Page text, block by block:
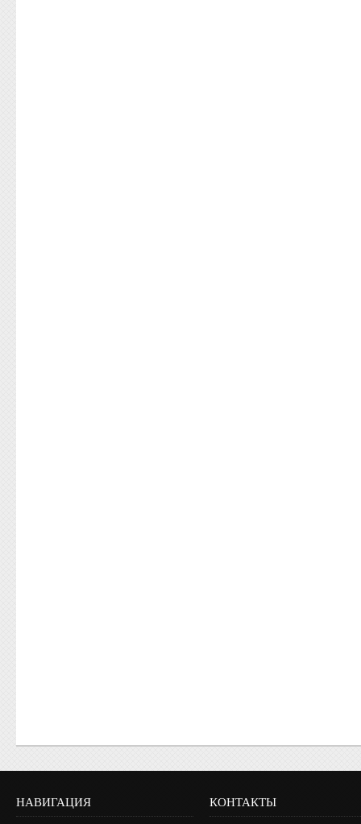
НАВИГАЦИЯ КОНТАКТЫ